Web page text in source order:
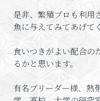
是非、繁殖プロも利用
魚に与えてみてあげて
食いつきがよい配合の
るかと思います。
有名ブリーダー様、熱